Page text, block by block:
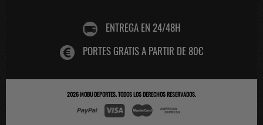
ENTREGA EN 24/48H
PORTES GRATIS A PARTIR DE 80€
2026MOBU DEPORTES. TODOS LOS DERECHOS RESERVADOS.